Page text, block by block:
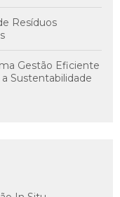
Resíduos
Gestão Eficiente
Sustentabilidade